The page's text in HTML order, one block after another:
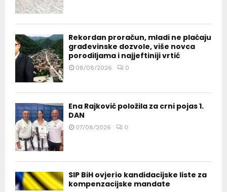
Rekordan proračun, mladi ne plaćaju
građevinske dozvole, više novca
porodiljama i najjeftiniji vrtić
08/08/2026 0
Ena Rajković položila za crni pojas 1.
DAN
07/08/2026 0
SIP BiH ovjerio kandidacijske liste za
kompenzacijske mandate